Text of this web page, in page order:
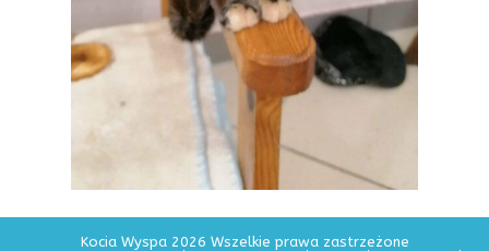
Kocia Wyspa 2026 Wszelkie prawa zastrzeżone